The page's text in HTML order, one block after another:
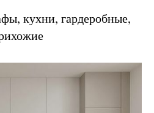
кухни, гардеробные,